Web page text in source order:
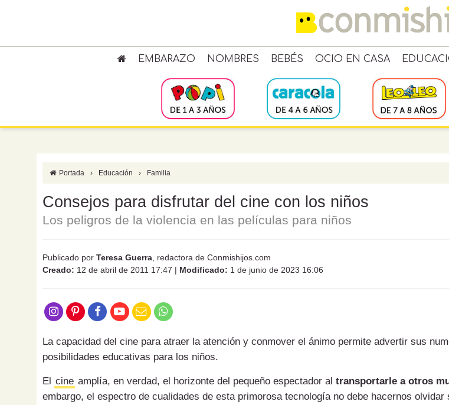
EMBARAZO NOMBRES BEBÉS OCIO EN CASA
Portada › Educación › Familia
Consejos para disfrutar del cine con los niños
Los peligros de la violencia en las películas para niños
Publicado por Teresa Guerra , redactora de Conmishijos.com
Creado: 12 de abril de 2011 17:47 | Modificado: 1 de junio de 2023 16:06
La capacidad del cine para atraer la atención y conmover el ánimo permite advertir sus
posibilidades educativas para los niños.
El cine amplía, en verdad, el horizonte del pequeño espectador al transportarle a otros
embargo, el espectro de cualidades de esta primorosa tecnología no debe hacernos olvidar